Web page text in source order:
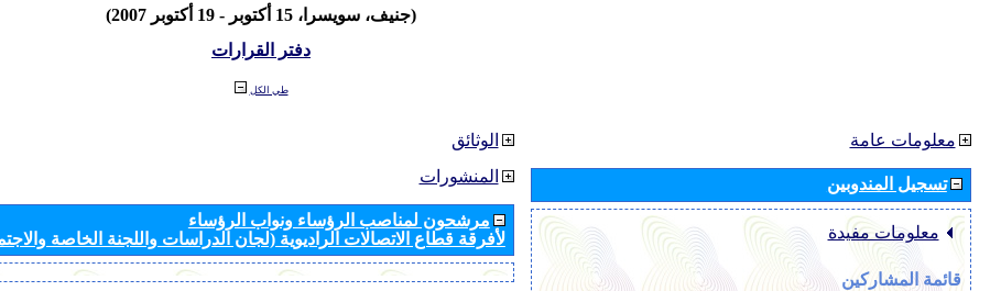
(جنيف، سويسرا، 15 أكتوبر - 19 أكتوبر 2007)
دفتر القرارات
طي الكل
الوثائق
المنشورات
مرشحون لمناصب الرؤساء ونواب الرؤساء
لأفرقة قطاع الاتصالات الراديوية (لجان الدراسات واللجنة الخاصة
معلومات عامة
تسجيل المندوبين
معلومات مفيدة
قائمة المشاركين